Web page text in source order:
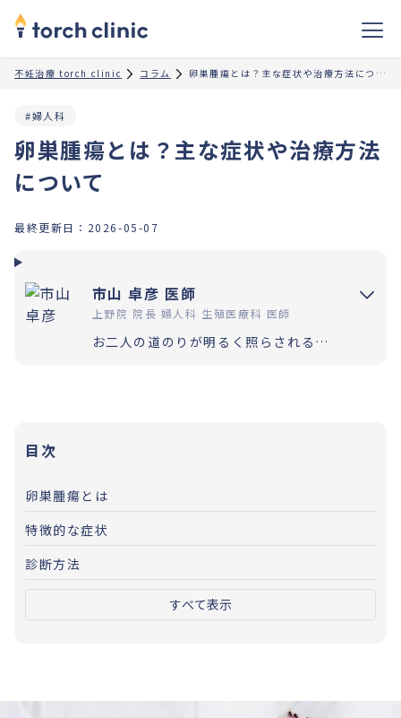
不妊治療 torch clinic コラム 卵巣腫瘍とは？主な症状や治療方法について
卵巣腫瘍とは？主な症状や治療方法
について
#婦人科
最終更新日： 2026-05-07
市山 卓彦 医師
上野院 院長 婦人科 生殖医療科 医師
お二人の道のりが明るく照らされるよう「理解」と「納得」の上で選択いただく過程を大切にしています。エビデンスに基づいた高水準の医療提供により「幸せな家族計画の実現」をお手伝いさせていただきます。
目次
卵巣腫瘍とは
特徴的な症状
診断方法
すべて表示